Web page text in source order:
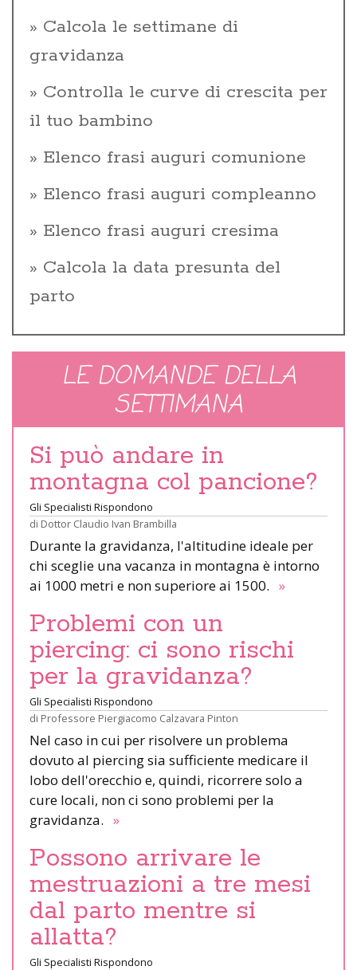
Calcola le settimane di
gravidanza
Controlla le curve di crescita per
il tuo bambino
Elenco frasi auguri comunione
Elenco frasi auguri compleanno
Elenco frasi auguri cresima
Calcola la data presunta del
parto
LE DOMANDE DELLA
SETTIMANA
Si può andare in
montagna col pancione?
Gli Specialisti Rispondono
di Dottor Claudio Ivan Brambilla
Durante la gravidanza, l'altitudine ideale per
chi sceglie una vacanza in montagna è intorno
ai 1000 metri e non superiore ai 1500. »
Problemi con un
piercing: ci sono rischi
per la gravidanza?
Gli Specialisti Rispondono
di Professore Piergiacomo Calzavara Pinton
Nel caso in cui per risolvere un problema
dovuto al piercing sia sufficiente medicare il
lobo dell'orecchio e, quindi, ricorrere solo a
cure locali, non ci sono problemi per la
gravidanza. »
Possono arrivare le
mestruazioni a tre mesi
dal parto mentre si
allatta?
Gli Specialisti Rispondono